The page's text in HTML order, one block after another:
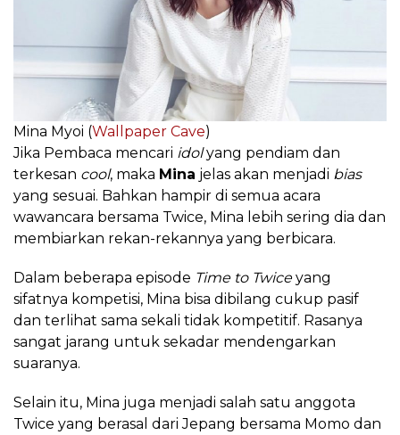
Mina Myoi (Wallpaper Cave)
Jika Pembaca mencari idolyang pendiam dan
terkesan cool, maka Mina jelas akan menjadi bias
yang sesuai. Bahkan hampir di semua acara
wawancara bersama Twice, Mina lebih sering dia dan
membiarkan rekan-rekannya yang berbicara.
Dalam beberapa episode Time to Twiceyang
sifatnya kompetisi, Mina bisa dibilang cukup pasif
dan terlihat sama sekali tidak kompetitif. Rasanya
sangat jarang untuk sekadar mendengarkan
suaranya.
Selain itu, Mina juga menjadi salah satu anggota
Twice yang berasal dari Jepang bersama Momo dan